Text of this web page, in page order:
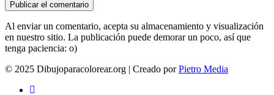
Al enviar un comentario, acepta su almacenamiento y visualización
en nuestro sitio. La publicación puede demorar un poco, así que
tenga paciencia: o)
© 2025 Dibujoparacolorear.org | Creado porPietro Media